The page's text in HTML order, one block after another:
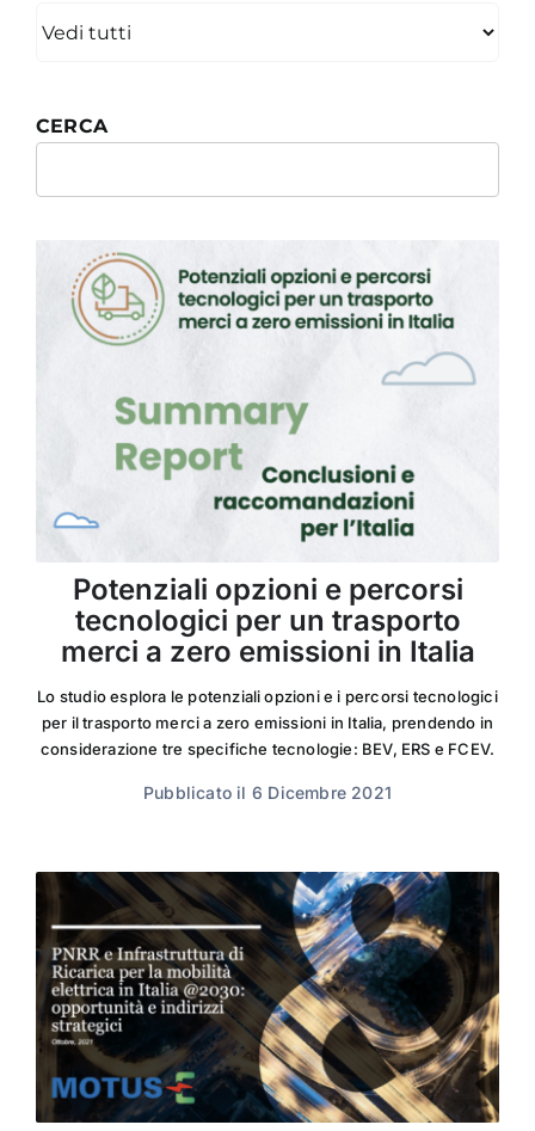
CERCA
Search
Potenziali opzioni e percorsi
tecnologici per un trasporto
merci a zero emissioni in Italia
Lo studio esplora le potenziali opzioni e i percorsi tecnologici
per il trasporto merci a zero emissioni in Italia, prendendo in
considerazione tre specifiche tecnologie: BEV, ERS e FCEV.
Pubblicato il 6 Dicembre 2021